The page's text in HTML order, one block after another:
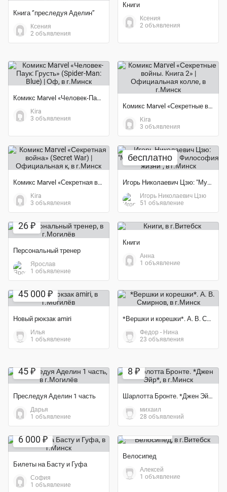
Книга ‘’преследуя Аделин’’
Ксения
2 объявления
Книги
Ксения
2 объявления
Комикс Marvel «Человек-Паук: Грусть» (Spider-Man: Blue) | Оф
Kira
3 объявления
Комикс Marvel «Секретные войны. Книга 2» | Официальная колле
Kira
3 объявления
Комикс Marvel «Секретная война» (Secret War) | Официальная к
Kira
3 объявления
бесплатно
Игорь Николаевич Цзю: "Мудрость Книга 2 Философия жизни"
Игорь Николаевич Цзю
51 объявление
26 ₽
Персональный тренер
Ярослав
1 объявление
Книги
Анна
1 объявление
45 000 ₽
Новый рюкзак amiri
Илья
1 объявление
*Вершки и корешки*. А. В. Смирнов
Федор - Нина
23 объявления
45 ₽
Преследуя Аделин 1 часть
Дарья
1 объявление
8 ₽
Шарлотта Бронте. *Джен Эйр*
михаил
28 объявлений
6 000 ₽
Билеты на Басту и Гуфа
София
1 объявление
Велосипед
Алексей
1 объявление